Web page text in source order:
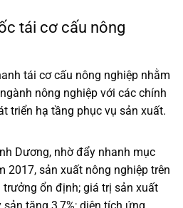
tái cơ cấu nông
tái cơ cấu nông nghiệp nhằm
nông nghiệp với các chính
triển hạ tầng phục vụ sản xuất.
Dương, nhờ đẩy nhanh mục
2017, sản xuất nông nghiệp trên
ổn định; giá trị sản xuất